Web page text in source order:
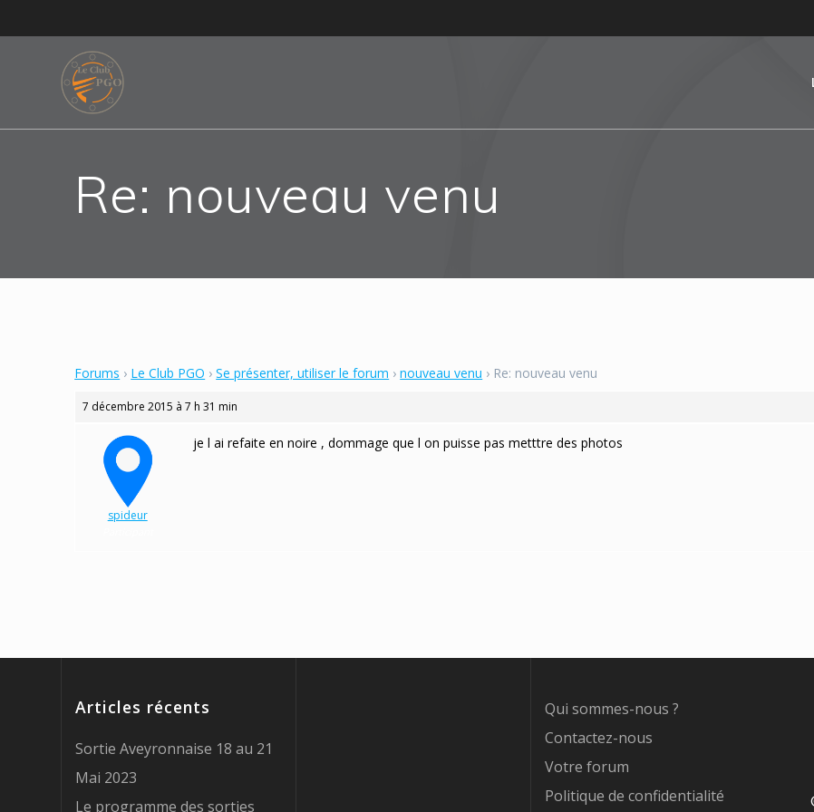
to
Re: nouveau venu
Forums › Le Club PGO › Se présenter, utiliser le forum › nouveau venu › Re: nouveau venu
7 décembre 2015 à 7 h 31 min
spideur
je l ai refaite en noire , dommage que l on puisse pas metttre des photos
Articles récents
Sortie Aveyronnaise 18 au 21
Mai 2023
Le programme des sorties
Qui sommes-nous ?
Contactez-nous
Votre forum
Politique de confidentialité